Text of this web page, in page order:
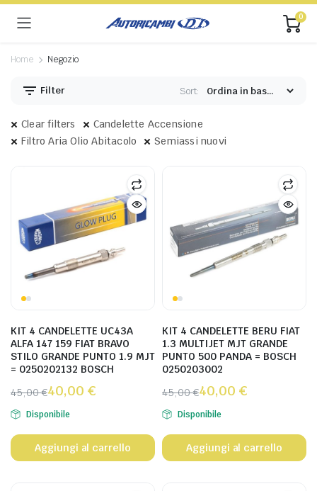
0
Home Negozio
Filter Sort:
Clear filters
Candelette Accensione
Filtro Aria Olio Abitacolo
Semiassi nuovi
KIT 4 CANDELETTE UC43A
ALFA 147 159 FIAT BRAVO
STILO GRANDE PUNTO 1.9 MJT
= 0250202132 BOSCH
45,00€40,00 €
Disponibile
Aggiungi al carrello
KIT 4 CANDELETTE BERU FIAT
1.3 MULTIJET MJT GRANDE
PUNTO 500 PANDA = BOSCH
0250203002
45,00€40,00 €
Disponibile
Aggiungi al carrello